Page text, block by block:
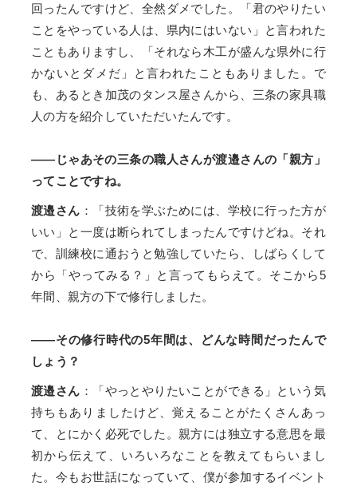
回ったんですけど、全然ダメでした。「君のやりたい
ことをやっている人は、県内にはいない」と言われた
こともありますし、「それなら木工が盛んな県外に行
かないとダメだ」と言われたこともありました。で
も、あるとき加茂のタンス屋さんから、三条の家具職
人の方を紹介していただいたんです。
——じゃあその三条の職人さんが渡邉さんの「親方」
ってことですね。
渡邉さん ：「技術を学ぶためには、学校に行った方が
いい」と一度は断られてしまったんですけどね。それ
で、訓練校に通おうと勉強していたら、しばらくして
から「やってみる？」と言ってもらえて。そこから5
年間、親方の下で修行しました。
——その修行時代の5年間は、どんな時間だったんで
しょう？
渡邉さん ：「やっとやりたいことができる」という気
持ちもありましたけど、覚えることがたくさんあっ
て、とにかく必死でした。親方には独立する意思を最
初から伝えて、いろいろなことを教えてもらいまし
た。今もお世話になっていて、僕が参加するイベント